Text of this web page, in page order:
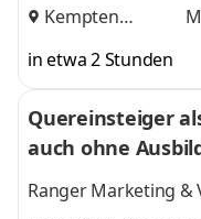
Kempten
in etwa 2 Stunden
Quereinsteiger
auch ohne
Ranger Marketing &